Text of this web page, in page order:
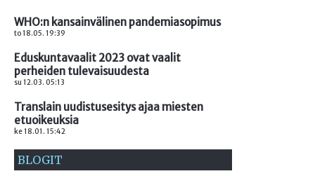
WHO:n kansainvälinen pandemiasopimus
to 18.05. 19:39
Eduskuntavaalit 2023 ovat vaalit
perheiden tulevaisuudesta
su 12.03. 05:13
Translain uudistusesitys ajaa miesten
etuoikeuksia
ke 18.01. 15:42
BLOGIT